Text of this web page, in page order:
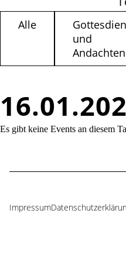
Alle
und
Andachten
Es gibt keine Events an diesem
Navigation
Impressum